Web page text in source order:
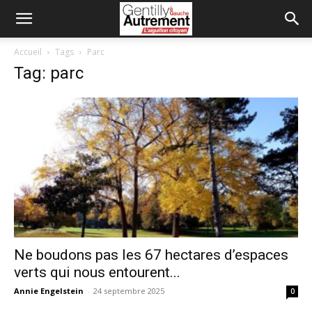
Accueil Tags Parc
Tag: parc
Ne boudons pas les 67 hectares d’espaces
verts qui nous entourent...
Annie Engelstein - 24 septembre 2025 0